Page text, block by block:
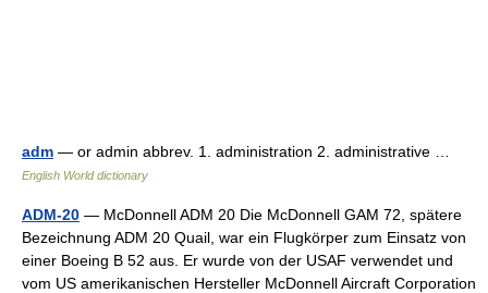
adm — or admin abbrev. 1. administration 2. administrative …
English World dictionary
ADM-20 — McDonnell ADM 20 Die McDonnell GAM 72, spätere
Bezeichnung ADM 20 Quail, war ein Flugkörper zum Einsatz von
einer Boeing B 52 aus. Er wurde von der USAF verwendet und
vom US amerikanischen Hersteller McDonnell Aircraft Corporation